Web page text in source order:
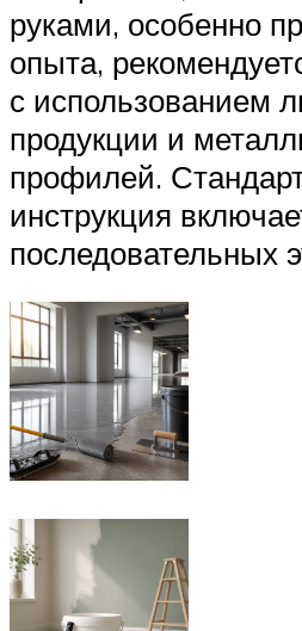
руками, особенно
опыта,
с использованием
продукции и
профилей.
инструкция
последовательных